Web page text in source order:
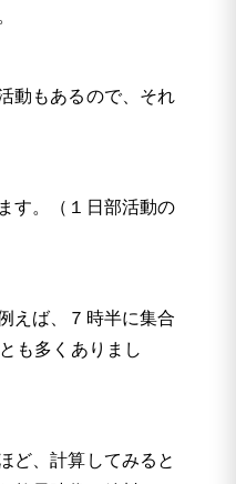
動もあるので、それ
す。（１日部活動の
えば、７時半に集合
も多くありまし
ど、計算してみると